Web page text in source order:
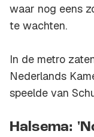
waar nog eens
te wachten.
In de metro
Nederlands
speelde van
Halsema: